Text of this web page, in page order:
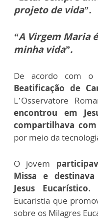
projeto de vida”.
“A Virgem Maria
minha vida”.
De acordo com o
Beatificação de
L’Osservatore
encontrou em
compartilhava
por meio da
O jovem
Missa e
Jesus Eucarístico.
Eucaristia que
sobre os Milagres